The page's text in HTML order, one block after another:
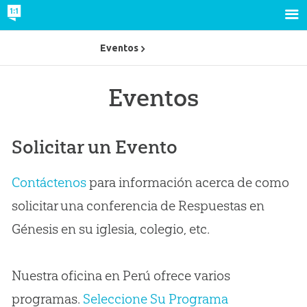
Eventos
Solicitar un Evento
Contáctenospara información acerca de como
solicitar una conferencia de Respuestas en
Génesis en su iglesia, colegio, etc.
Nuestra oficina en Perú ofrece varios
programas. Seleccione Su Programa
Eventos